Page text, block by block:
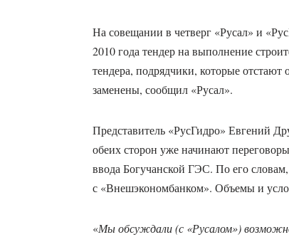
На совещании в четверг «Русал» и
2010 года тендер на выполнение
тендера, подрядчики, которые
заменены, сообщил «Русал».
Представитель «РусГидро» Евгений
обеих сторон уже начинают
ввода Богучанской ГЭС. По его словам,
с «Внешэкономбанком». Объемы и
«Мы обсуждали (с «Русалом»)